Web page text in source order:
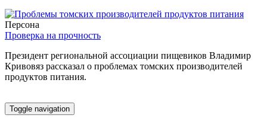
Персона
Проверка на прочность
Президент региональной ассоциации пищевиков Владимир
Кривовяз рассказал о проблемах томских производителей
продуктов питания.
Toggle navigation